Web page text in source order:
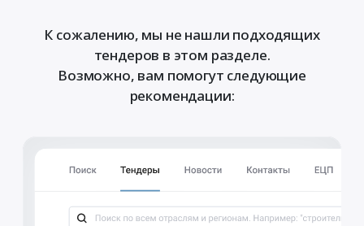
К сожалению, мы не нашли подходящих
тендеров в этом разделе.
Возможно, вам помогут следующие
рекомендации: